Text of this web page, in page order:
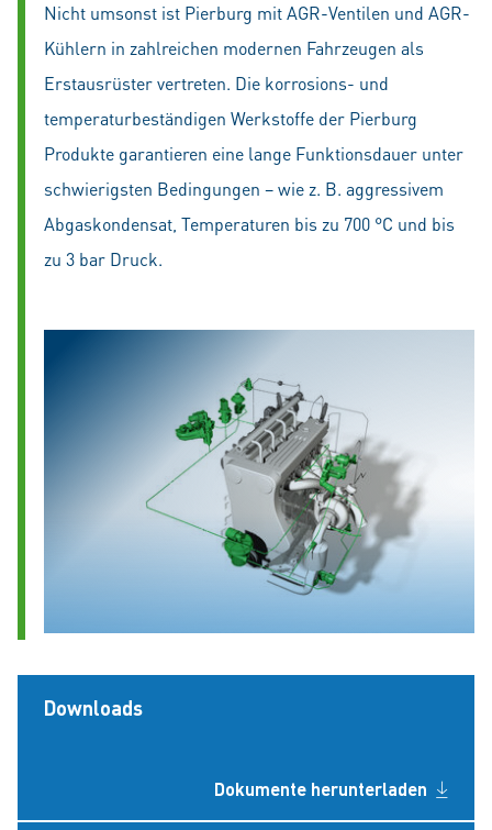
Nicht umsonst ist Pierburg mit AGR-Ventilen und AGR-
Kühlern in zahlreichen modernen Fahrzeugen als
Erstausrüster vertreten. Die korrosions- und
temperaturbeständigen Werkstoffe der Pierburg
Produkte garantieren eine lange Funktionsdauer unter
schwierigsten Bedingungen – wie z. B. aggressivem
Abgaskondensat, Temperaturen bis zu 700 °C und bis
zu 3 bar Druck.
Downloads
Dokumente herunterladen